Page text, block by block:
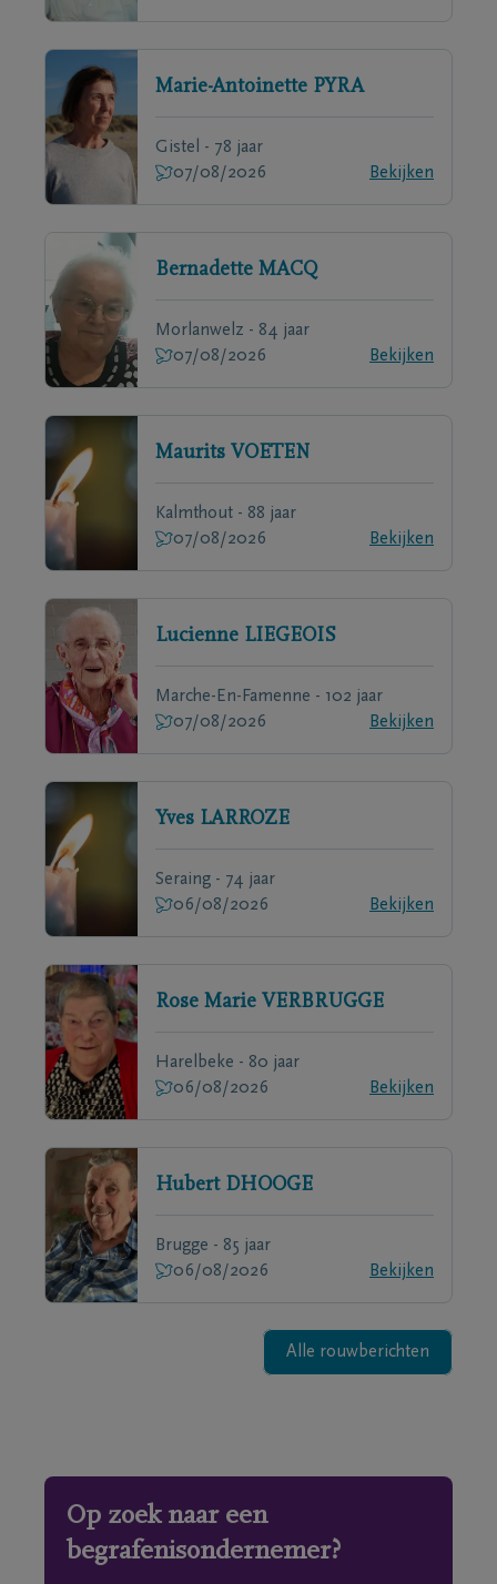
Marie-Antoinette PYRA
Gistel - 78 jaar
07/08/2026
Bekijken
Bernadette MACQ
Morlanwelz - 84 jaar
07/08/2026
Bekijken
Maurits VOETEN
Kalmthout - 88 jaar
07/08/2026
Bekijken
Lucienne LIEGEOIS
Marche-En-Famenne - 102 jaar
07/08/2026
Bekijken
Yves LARROZE
Seraing - 74 jaar
06/08/2026
Bekijken
Rose Marie VERBRUGGE
Harelbeke - 80 jaar
06/08/2026
Bekijken
Hubert DHOOGE
Brugge - 85 jaar
06/08/2026
Bekijken
Alle rouwberichten
Op zoek naar een
begrafenisondernemer?